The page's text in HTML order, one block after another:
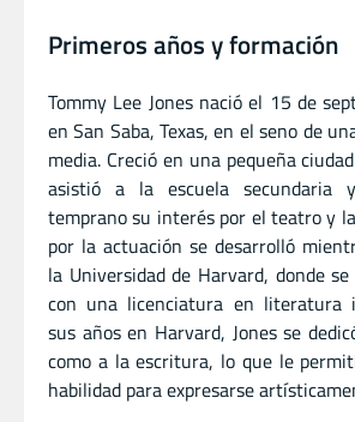
Primeros años y formación
Tommy Lee Jones nació el 15 de
en San Saba, Texas, en el seno de
media. Creció en una pequeña
asistió a la escuela secundaria
temprano su interés por el teatro y
por la actuación se desarrolló
la Universidad de Harvard, donde
con una licenciatura en literatura
sus años en Harvard, Jones se
como a la escritura, lo que le
habilidad para expresarse